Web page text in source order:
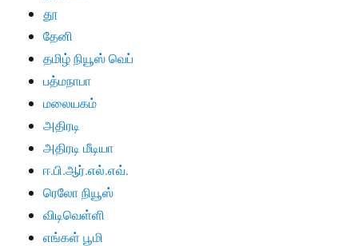
தூ
தேனி
தமிழ் நியூஸ் வெப்
பத்மநாபா
மலையகம்
அதிரடி
அதிரடி மீடியா
ஈ.பி.ஆர்.எல்.எவ்.
ரெலோ நியூஸ்
விடிவெள்ளி
எங்கள் பூமி